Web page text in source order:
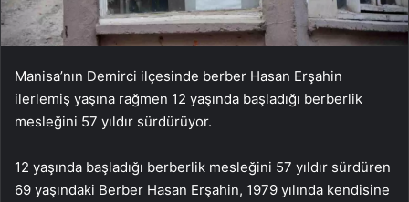
Manisa’nın Demirci ilçesinde berber Hasan Erşahin
ilerlemiş yaşına rağmen 12 yaşında başladığı berberlik
mesleğini 57 yıldır sürdürüyor.
12 yaşında başladığı berberlik mesleğini 57 yıldır sürdüren
69 yaşındaki Berber Hasan Erşahin, 1979 yılında kendisine